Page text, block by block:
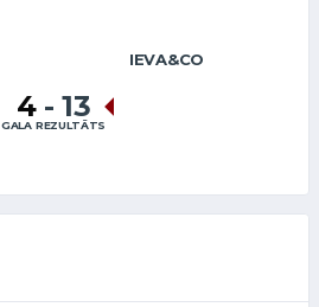
IEVA&CO
4 - 13
GALA REZULTĀTS